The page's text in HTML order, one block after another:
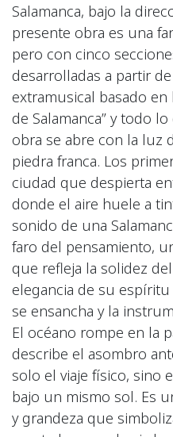
Salamanca, bajo la
presente obra es una
pero con cinco
desarrolladas a partir
extramusical basado en
de Salamanca” y todo
obra se abre con la luz
piedra franca. Los
ciudad que despierta
donde el aire huele a
sonido de una
faro del pensamiento,
que refleja la solidez
elegancia de su
se ensancha y la
El océano rompe en la
describe el asombro
solo el viaje físico, sino
bajo un mismo sol. Es
y grandeza que